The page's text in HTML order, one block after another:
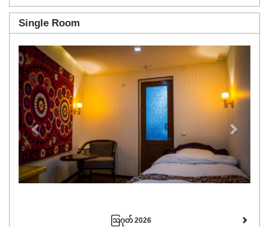
Single Room
Previous
ဩဂုတ် 2026